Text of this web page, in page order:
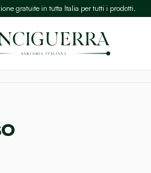
gratuite in tutta Italia per tutti i prodotti.